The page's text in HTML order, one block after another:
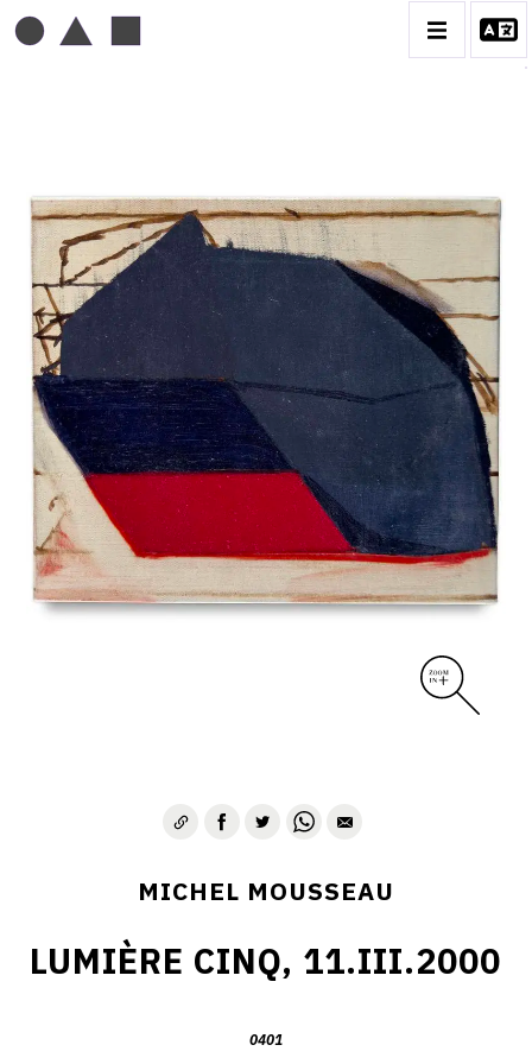
MICHEL MOUSSEAU
BIOGRAPHIE
CATALOGUE DES OEUVRES
DESSIN
PEINTURE
CONTACT
MICHEL MOUSSEAU
LUMIÈRE CINQ, 11.III.2000
0401